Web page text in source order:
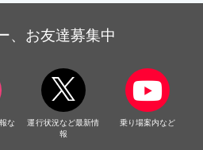
、お友達募集中
な
運行状況など最新情
報
乗り場案内など